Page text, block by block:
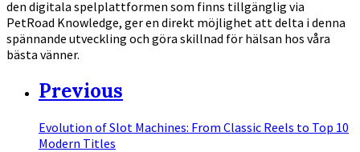
den digitala spelplattformen som finns tillgänglig via
PetRoad Knowledge, ger en direkt möjlighet att delta i denna
spännande utveckling och göra skillnad för hälsan hos våra
bästa vänner.
Previous
Evolution of Slot Machines: From Classic Reels to Top 10
Modern Titles